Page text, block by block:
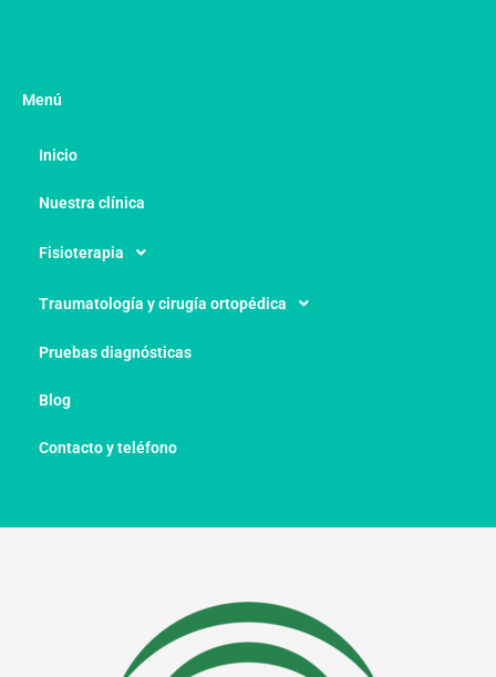
Menú
Inicio
Nuestra clínica
Fisioterapia
Traumatología y cirugía ortopédica
Pruebas diagnósticas
Blog
Contacto y teléfono